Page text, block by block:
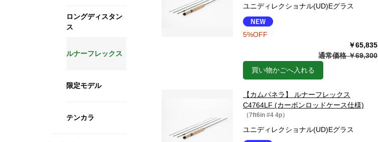
ロングディスタン
ス
ルナーフレックス
限定モデル
テンカラ
ユニディレクショナル(UD)Eグラス
5%OFF
￥65,835
通常価格 ￥69,300
買い物かごへ入れる
【カムパネラ】 ルナーフレックス
C4764LF (カーボンロッドケース仕様)
（7ft6in #4 4p）
ユニディレクショナル(UD)Eグラス